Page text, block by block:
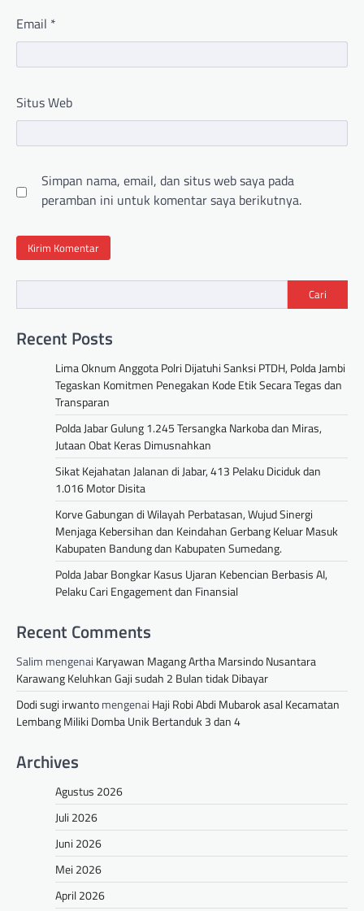
Email *
Situs Web
Simpan nama, email, dan situs web saya pada
peramban ini untuk komentar saya berikutnya.
Cari
Recent Posts
Lima Oknum Anggota Polri Dijatuhi Sanksi PTDH, Polda Jambi
Tegaskan Komitmen Penegakan Kode Etik Secara Tegas dan
Transparan
Polda Jabar Gulung 1.245 Tersangka Narkoba dan Miras,
Jutaan Obat Keras Dimusnahkan
Sikat Kejahatan Jalanan di Jabar, 413 Pelaku Diciduk dan
1.016 Motor Disita
Korve Gabungan di Wilayah Perbatasan, Wujud Sinergi
Menjaga Kebersihan dan Keindahan Gerbang Keluar Masuk
Kabupaten Bandung dan Kabupaten Sumedang.
Polda Jabar Bongkar Kasus Ujaran Kebencian Berbasis AI,
Pelaku Cari Engagement dan Finansial
Recent Comments
Salim mengenai Karyawan Magang Artha Marsindo Nusantara
Karawang Keluhkan Gaji sudah 2 Bulan tidak Dibayar
Dodi sugi irwantomengenai Haji Robi Abdi Mubarok asal Kecamatan
Lembang Miliki Domba Unik Bertanduk 3 dan 4
Archives
Agustus 2026
Juli 2026
Juni 2026
Mei 2026
April 2026